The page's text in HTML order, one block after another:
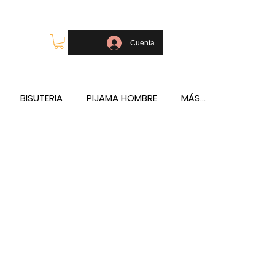
Cuenta
BISUTERIA PIJAMA HOMBRE MÁS...